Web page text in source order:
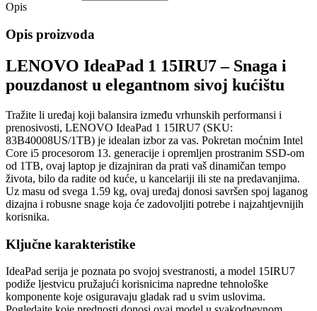
Opis
Opis proizvoda
LENOVO IdeaPad 1 15IRU7 – Snaga i
pouzdanost u elegantnom sivoj kućištu
Tražite li uređaj koji balansira između vrhunskih performansi i
prenosivosti, LENOVO IdeaPad 1 15IRU7 (SKU:
83B40008US/1TB) je idealan izbor za vas. Pokretan moćnim Intel
Core i5 procesorom 13. generacije i opremljen prostranim SSD-om
od 1TB, ovaj laptop je dizajniran da prati vaš dinamičan tempo
života, bilo da radite od kuće, u kancelariji ili ste na predavanjima.
Uz masu od svega 1.59 kg, ovaj uređaj donosi savršen spoj laganog
dizajna i robusne snage koja će zadovoljiti potrebe i najzahtjevnijih
korisnika.
Ključne karakteristike
IdeaPad serija je poznata po svojoj svestranosti, a model 15IRU7
podiže ljestvicu pružajući korisnicima napredne tehnološke
komponente koje osiguravaju gladak rad u svim uslovima.